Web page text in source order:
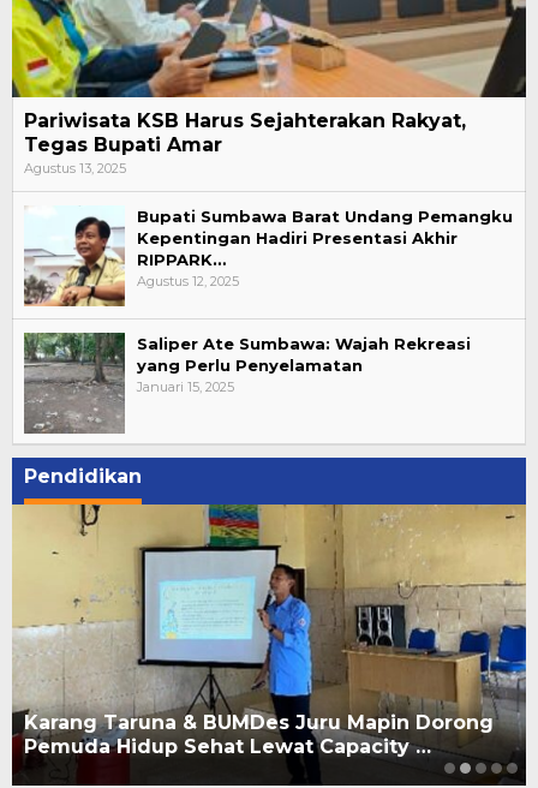
Pariwisata KSB Harus Sejahterakan Rakyat,
Tegas Bupati Amar
Agustus 13, 2025
Bupati Sumbawa Barat Undang Pemangku
Kepentingan Hadiri Presentasi Akhir
RIPPARK…
Agustus 12, 2025
Saliper Ate Sumbawa: Wajah Rekreasi
yang Perlu Penyelamatan
Januari 15, 2025
Pendidikan
Karang Taruna & BUMDes Juru Mapin Dorong
Pemuda Hidup Sehat Lewat Capacity …